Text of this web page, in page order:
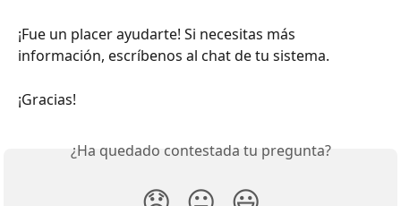
¡Fue un placer ayudarte! Si necesitas más
información, escríbenos al chat de tu sistema.
¡Gracias!
¿Ha quedado contestada tu pregunta?